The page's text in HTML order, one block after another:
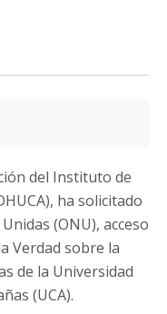
del Instituto de
ha solicitado
(ONU), acceso
Verdad sobre la
de la Universidad
(UCA).